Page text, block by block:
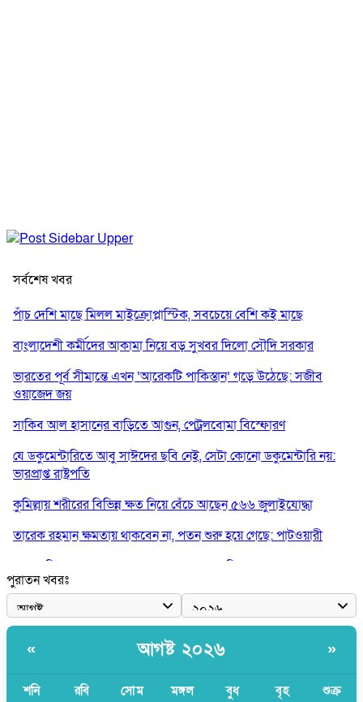
সর্বশেষ খবর
পাঁচ দেশি মাছে মিলল মাইক্রোপ্লাস্টিক, সবচেয়ে বেশি কই মাছে
বাংলাদেশী কর্মীদের আকামা নিয়ে বড় সুখবর দিলো সৌদি সরকার
ভারতের পূর্ব সীমান্তে এখন ‘আরেকটি পাকিস্তান’ গড়ে উঠেছে: সজীব
ওয়াজেদ জয়
সাকিব আল হাসানের বাড়িতে আগুন, পেট্রলবোমা বিস্ফোরণ
যে ডকুমেন্টারিতে আবু সাঈদের ছবি নেই, সেটা কোনো ডকুমেন্টারি নয়:
ভারপ্রাপ্ত রাষ্ট্রপতি
কুমিল্লায় শরীরের বিভিন্ন ক্ষত নিয়ে বেঁচে আছেন ৫৬৬ জুলাইযোদ্ধা
তারেক রহমান ক্ষমতায় থাকবেন না, পতন শুরু হয়ে গেছে: পাটওয়ারী
শেখ হাসিনাকে আর রাখতে চাচ্ছে না ভারত: আসিফ মাহমুদ
জুলাই কোনো শ্রেণি বা গোষ্ঠীর নয়, এটি সর্বস্তরের মানুষের: ড. ইউনূস
আলিয়া মাদ্রাসায় ছাত্রদল-শিবির সংঘর্ষ, হাতে পাইপ মাথায় হেলমেট পড়ে
মাঠে যুবদল নেতা নয়ন
পুরাতন খবরঃ
« আগষ্ট ২০২৬ »
শনি রবি সোম মঙ্গল বুধ বৃহ শুক্র